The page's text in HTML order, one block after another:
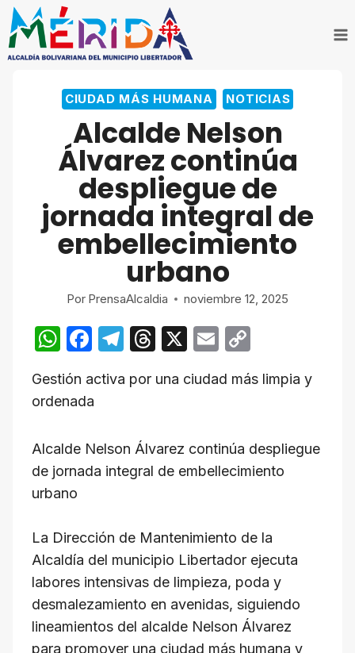
Saltar
contenido
CIUDAD MÁS HUMANA NOTICIAS
Alcalde Nelson
Álvarez continúa
despliegue de
jornada integral de
embellecimiento
urbano
Por PrensaAlcaldia noviembre 12, 2025
W
at
s
A
p
p
F
c
e
b
o
T
e
a
m
T
e
d
s
X
E
ail p
Li
n
Gestión activa por una ciudad más limpia y
ordenada
Alcalde Nelson Álvarez continúa despliegue
de jornada integral de embellecimiento
urbano
La Dirección de Mantenimiento de la
Alcaldía del municipio Libertador ejecuta
labores intensivas de limpieza, poda y
desmalezamiento en avenidas, siguiendo
lineamientos del alcalde Nelson Álvarez
para promover una ciudad más humana y